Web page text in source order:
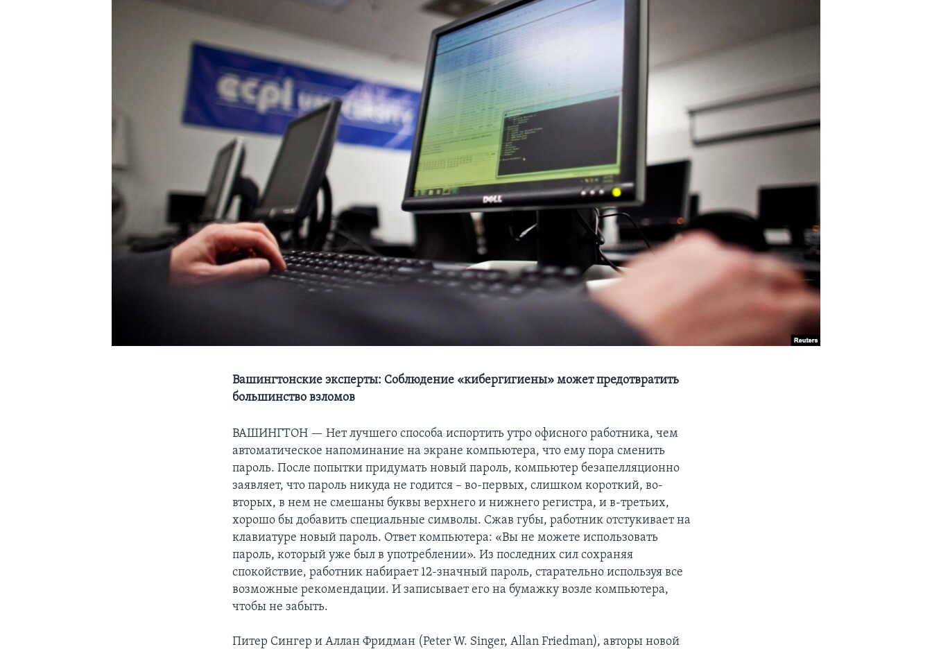
Вашингтонские эксперты: Соблюдение «кибергигиены» может предотвратить
большинство взломов
ВАШИНГТОН —Нет лучшего способа испортить утро офисного работника, чем
автоматическое напоминание на экране компьютера, что ему пора сменить
пароль. После попытки придумать новый пароль, компьютер безапелляционно
заявляет, что пароль никуда не годится – во-первых, слишком короткий, во-
вторых, в нем не смешаны буквы верхнего и нижнего регистра, и в-третьих,
хорошо бы добавить специальные символы. Сжав губы, работник отстукивает на
клавиатуре новый пароль. Ответ компьютера: «Вы не можете использовать
пароль, который уже был в употреблении». Из последних сил сохраняя
спокойствие, работник набирает 12-значный пароль, старательно используя все
возможные рекомендации. И записывает его на бумажку возле компьютера,
чтобы не забыть.
Питер Сингер и Аллан Фридман (Peter W. Singer, Allan Friedman), авторы новой